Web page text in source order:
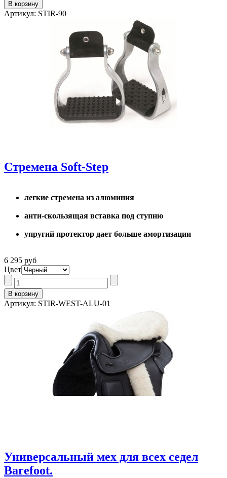
Артикул: STIR-90
Стремена Soft-Step
легкие стремена из алюминия
анти-скользящая вставка под ступню
упругий протектор дает больше амортизации
6 295 руб
Цвет
Артикул: STIR-WEST-ALU-01
Универсальный мех для всех седел
Barefoot.